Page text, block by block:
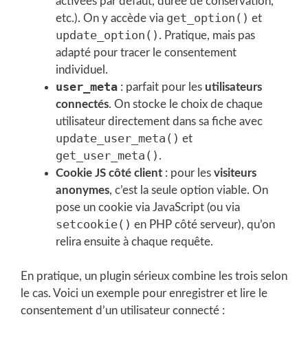
etc.). On y accède via get_option() et
update_option() . Pratique, mais pas
adapté pour tracer le consentement
individuel.
user_meta : parfait pour les utilisateurs
connectés. On stocke le choix de chaque
utilisateur directement dans sa fiche avec
update_user_meta() et
get_user_meta() .
Cookie JS côté client : pour les visiteurs
anonymes, c’est la seule option viable. On
pose un cookie via JavaScript (ou via
setcookie() en PHP côté serveur), qu’on
relira ensuite à chaque requête.
En pratique, un plugin sérieux combine les trois selon
le cas. Voici un exemple pour enregistrer et lire le
consentement d’un utilisateur connecté :